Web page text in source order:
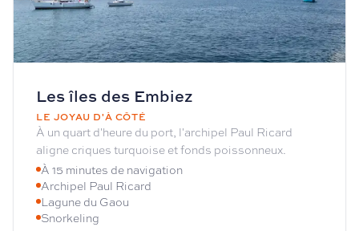
Les îles des Embiez
LE JOYAU D'À CÔTÉ
À un quart d'heure du port, l'archipel Paul Ricard
aligne criques turquoise et fonds poissonneux.
À 15 minutes de navigation
Archipel Paul Ricard
Lagune du Gaou
Snorkeling